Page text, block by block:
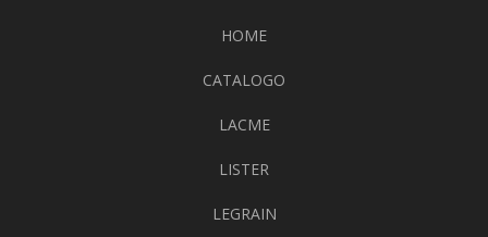
HOME
CATALOGO
LACME
LISTER
LEGRAIN